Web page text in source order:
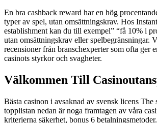
En bra cashback reward har en hög
typer av spel, utan omsättningskrav. Hos
establishment kan du till exempel” “få 10% i
utan omsättningskrav eller spelbegränsningar.
recensioner från branschexperter som ofta ger
casinots styrkor och svagheter.
Välkommen Till
Bästa casinon i avsaknad av svensk licens The
topplistan nedan är noga framtagen av våra
kriterierna säkerhet, bonus 6